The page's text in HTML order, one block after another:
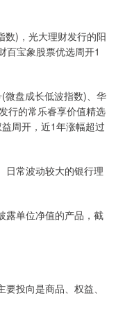
数)，光大理财发行的阳
百宝象股票优选周开1
微盘成长低波指数)、华
行的常乐睿享价值精选
周开，近1年涨幅超过
日常波动较大的银行理
露单位净值的产品，截
投向是商品、权益、